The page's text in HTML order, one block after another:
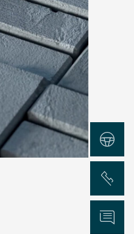
Test Drive
Chiama
Informazioni